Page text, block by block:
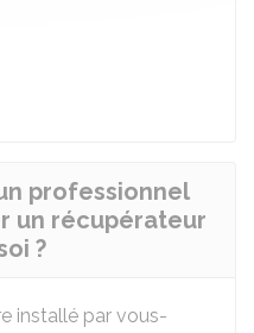
professionnel
un récupérateur
?
installé par vous-